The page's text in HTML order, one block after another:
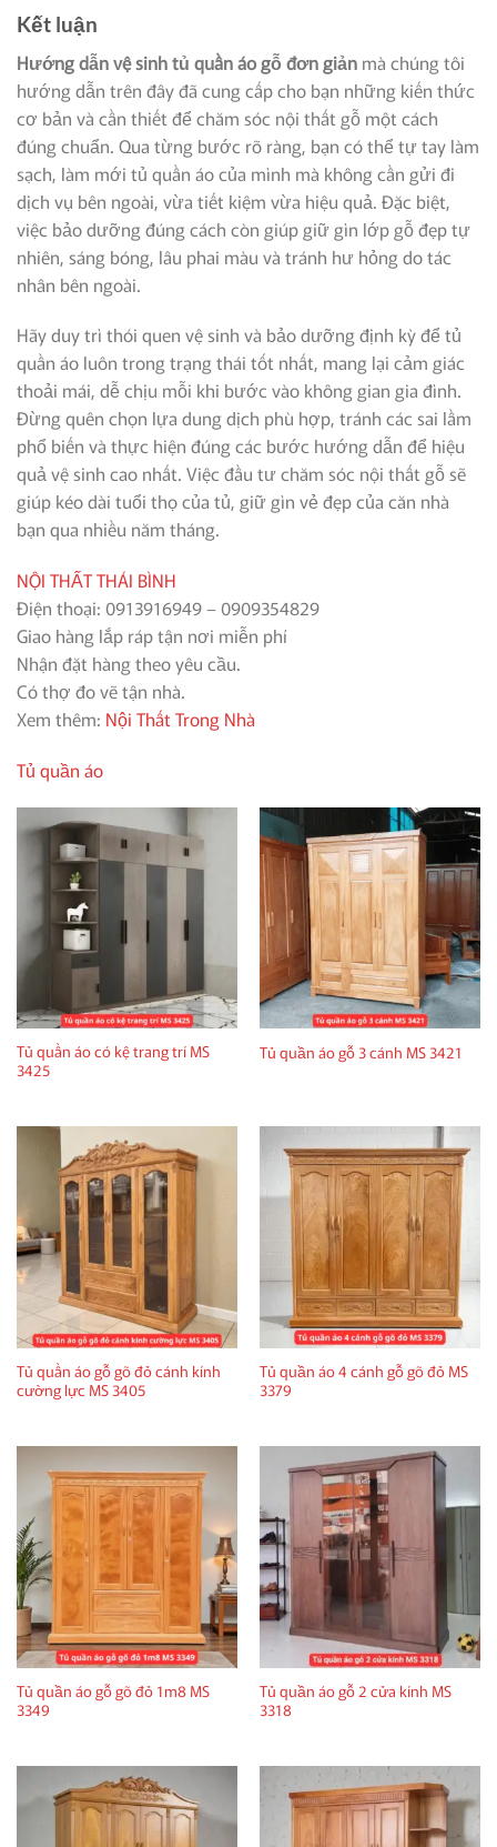
Kết luận
Hướng dẫn vệ sinh tủ quần áo gỗ đơn giản mà chúng tôi
hướng dẫn trên đây đã cung cấp cho bạn những kiến thức
cơ bản và cần thiết để chăm sóc nội thất gỗ một cách
đúng chuẩn. Qua từng bước rõ ràng, bạn có thể tự tay làm
sạch, làm mới tủ quần áo của mình mà không cần gửi đi
dịch vụ bên ngoài, vừa tiết kiệm vừa hiệu quả. Đặc biệt,
việc bảo dưỡng đúng cách còn giúp giữ gìn lớp gỗ đẹp tự
nhiên, sáng bóng, lâu phai màu và tránh hư hỏng do tác
nhân bên ngoài.
Hãy duy trì thói quen vệ sinh và bảo dưỡng định kỳ để tủ
quần áo luôn trong trạng thái tốt nhất, mang lại cảm giác
thoải mái, dễ chịu mỗi khi bước vào không gian gia đình.
Đừng quên chọn lựa dung dịch phù hợp, tránh các sai lầm
phổ biến và thực hiện đúng các bước hướng dẫn để hiệu
quả vệ sinh cao nhất. Việc đầu tư chăm sóc nội thất gỗ sẽ
giúp kéo dài tuổi thọ của tủ, giữ gìn vẻ đẹp của căn nhà
bạn qua nhiều năm tháng.
NỘI THẤT THÁI BÌNH
Điện thoại: 0913916949 – 0909354829
Giao hàng lắp ráp tận nơi miễn phí
Nhận đặt hàng theo yêu cầu.
Có thợ đo vẽ tận nhà.
Xem thêm: Nội Thất Trong Nhà
Tủ quần áo
Tủ quần áo có kệ trang trí MS
3425
Tủ quần áo gỗ 3 cánh MS 3421
Tủ quần áo gỗ gõ đỏ cánh kính
cường lực MS 3405
Tủ quần áo 4 cánh gỗ gõ đỏ MS
3379
Tủ quần áo gỗ gõ đỏ 1m8 MS
3349
Tủ quần áo gỗ 2 cửa kính MS
3318